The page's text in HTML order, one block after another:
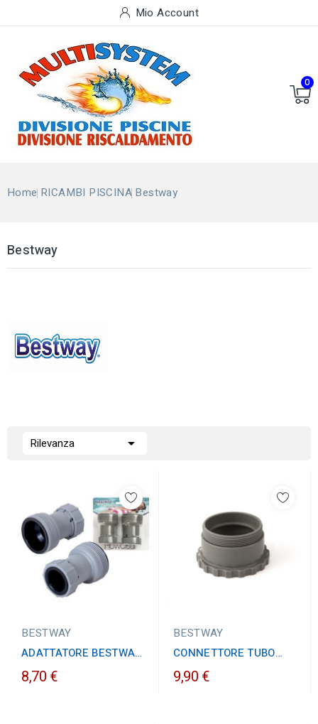
Mio Account
0
Home RICAMBI PISCINA Bestway
Bestway
Rilevanza 
BESTWAY
ADATTATORE BESTWAY
32x2'' M (CONF. 2 PZ)
8,70 €
BESTWAY
CONNETTORE TUBO
PER PULITRICE
AQUACLIMB 58304
9,90 €